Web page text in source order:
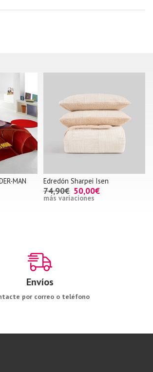
MAN Edredón Sharpei Isen
74,90€ 50,00€
más variaciones
Envíos
por correo o teléfono